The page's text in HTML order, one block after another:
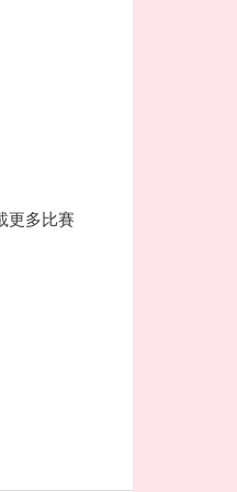
更多比賽